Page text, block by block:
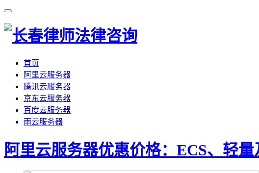
首页
阿里云服务器
腾讯云服务器
京东云服务器
百度云服务器
雨云服务器
阿里云服务器优惠价格：ECS、轻